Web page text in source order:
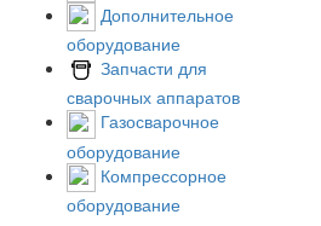
Дополнительное
оборудование
Запчасти для
сварочных аппаратов
Газосварочное
оборудование
Компрессорное
оборудование